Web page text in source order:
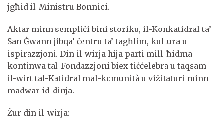
jgħid il-Ministru Bonnici.
Aktar minn sempliċi bini storiku, il-Konkatidral ta’
San Ġwann jibqa’ ċentru ta’ tagħlim, kultura u
ispirazzjoni. Din il-wirja hija parti mill-ħidma
kontinwa tal-Fondazzjoni biex tiċċelebra u taqsam
il-wirt tal-Katidral mal-komunità u viżitaturi minn
madwar id-dinja.
Żur din il-wirja: